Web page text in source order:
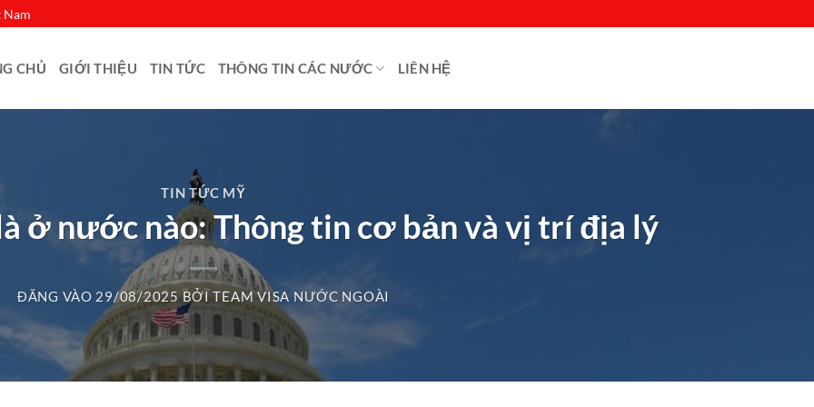
Nam
CHỦ GIỚI THIỆU TIN TỨC THÔNG TIN CÁC NƯỚC LIÊN HỆ
TIN TỨC MỸ
ở nước nào: Thông tin cơ bản và vị trí địa lý
ĐĂNG VÀO 29/08/2025 BỞITEAM VISA NƯỚC NGOÀI